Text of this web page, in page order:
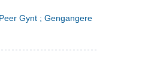
Gynt ; Gengangere